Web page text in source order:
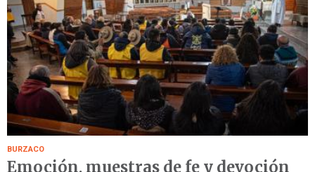
BURZACO
Emoción, muestras de fe y devoción